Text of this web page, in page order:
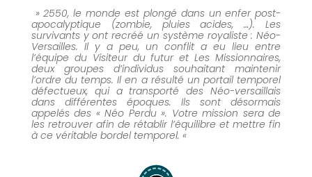
» 2550, le monde est plongé dans un enfer post-
apocalyptique (zombie, pluies acides, …). Les
survivants y ont recréé un système royaliste : Néo-
Versailles. Il y a peu, un conflit a eu lieu entre
l’équipe du Visiteur du futur et Les Missionnaires,
deux groupes d’individus souhaitant maintenir
l’ordre du temps. Il en a résulté un portail temporel
défectueux, qui a transporté des Néo-versaillais
dans différentes époques. Ils sont désormais
appelés des « Néo Perdu ». Votre mission sera de
les retrouver afin de rétablir l’équilibre et mettre fin
à ce véritable bordel temporel. «